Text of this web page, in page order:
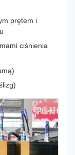
prętem i
ciśnienia